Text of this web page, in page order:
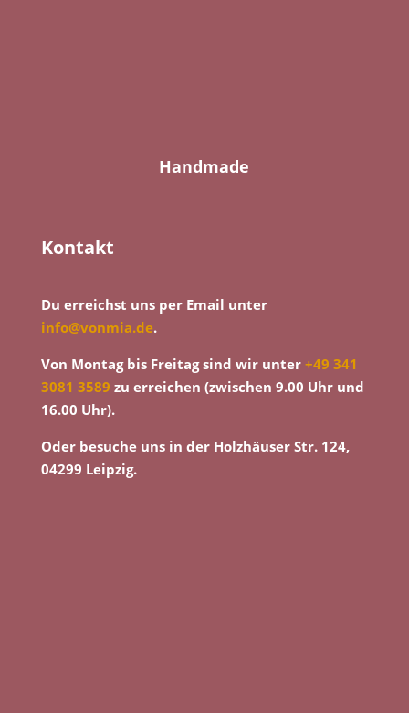
Handmade
Kontakt
Du erreichst uns per Email unter
info@vonmia.de.
Von Montag bis Freitag sind wir unter +49 341
3081 3589 zu erreichen (zwischen 9.00 Uhr und
16.00 Uhr).
Oder besuche uns in der Holzhäuser Str. 124,
04299 Leipzig.